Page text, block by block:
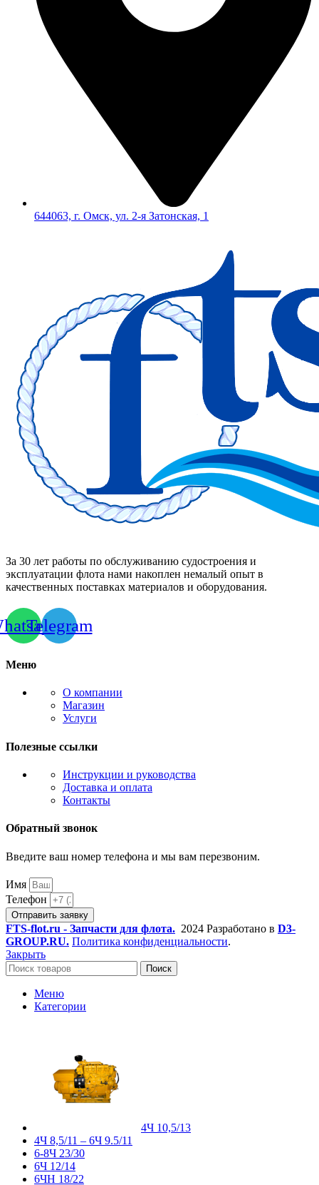
644063, г. Омск, ул. 2-я Затонская, 1
За 30 лет работы по обслуживанию судостроения и
эксплуатации флота нами накоплен немалый опыт в
качественных поставках материалов и оборудования.
Telegram
Меню
О компании
Магазин
Услуги
Полезные ссылки
Инструкции и руководства
Доставка и оплата
Контакты
Обратный звонок
Введите ваш номер телефона и мы вам перезвоним.
Имя
Телефон
Отправить заявку
FTS-flot.ru - Запчасти для флота. 2024 Разработано в D3-
GROUP.RU. Политика конфиденциальности.
Закрыть
Поиск
Меню
Категории
4Ч 10,5/13
4Ч 8,5/11 – 6Ч 9.5/11
6-8Ч 23/30
6Ч 12/14
6ЧН 18/22